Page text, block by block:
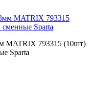
MATRIX 793315 (10шт)
Sparta